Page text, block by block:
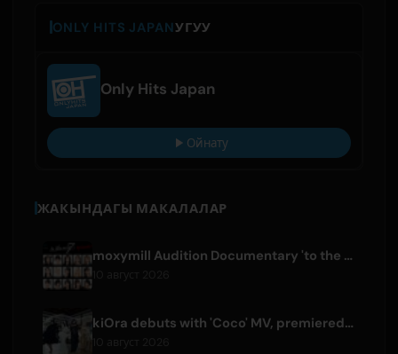
ONLY HITS JAPANУГУУ
Only Hits Japan
Ойнату
ЖАКЫНДАГЫ МАКАЛАЛАР
moxymill Audition Documentary 'to the nex7' Episode 1 Released
kiOra debuts with 'Coco' MV, premiered at HEAD IN THE CLOUDS LA